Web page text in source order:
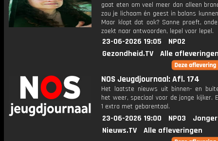
gaat eten om veel meer dan alleen
zou je lichaam én geest in balans
Maar klopt dat ook? Sanne proeft,
zoekt naar antwoorden, lepel voor lepel.
23-06-2026 19:05
NPO2
Gezondheid.TV
Alle
NOS Jeugdjournaal: Afl. 174
Het laatste nieuws uit binnen- en
het weer, speciaal voor de jonge kijker.
1 extra met gebarentaal.
23-06-2026 19:00 NPO3
Nieuws.TV
Alle afleveringen